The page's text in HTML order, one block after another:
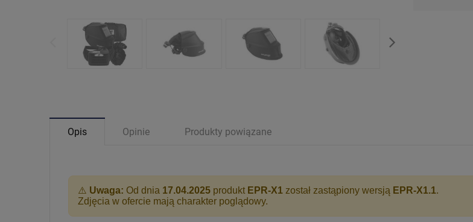
Opis Opinie Produkty powiązane
⚠️ Uwaga: Od dnia 17.04.2025 produkt EPR-X1 został zastąpiony wersją EPR-X1.1.
Zdjęcia w ofercie mają charakter poglądowy.